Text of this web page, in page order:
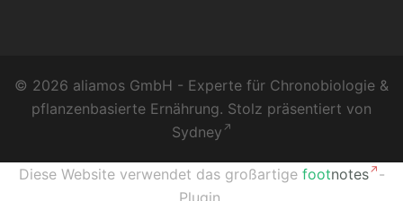
© 2026 aliamos GmbH - Experte für Chronobiologie &
pflanzenbasierte Ernährung. Stolz präsentiert von
Sydney
Diese Website verwendet das großartige footnotes
-